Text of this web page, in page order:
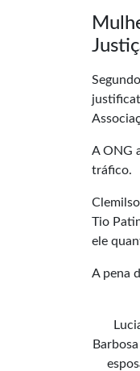
A ONG
tráfico.
Tio
ele
A pena